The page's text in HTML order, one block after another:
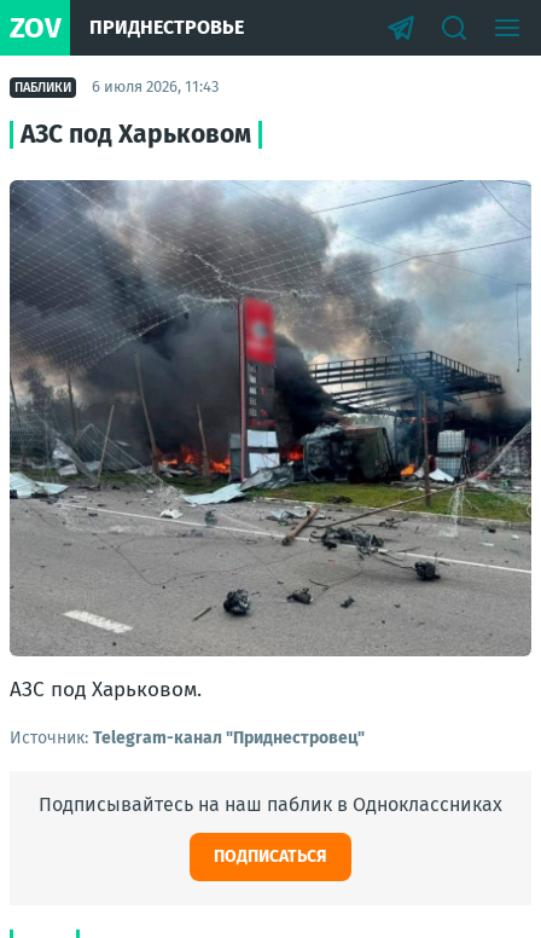
ZOV ПРИДНЕСТРОВЬЕ
ПАБЛИКИ 6 июля 2026, 11:43
АЗС под Харьковом
АЗС под Харьковом.
Источник: Telegram-канал "Приднестровец"
Подписывайтесь на наш паблик в Одноклассниках
ПОДПИСАТЬСЯ